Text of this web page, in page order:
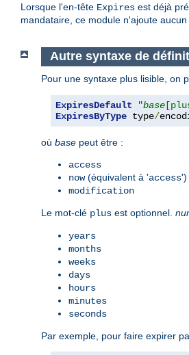
Lorsque l'en-tête Expires est déjà
mandataire, ce module n'ajoute
Autre syntaxe de
Pour une syntaxe plus lisible, on
ExpiresDefault "base
ExpiresByType type/
où base peut être :
access
now(équivalent à 'access')
modification
Le mot-clé plus est optionnel.
years
months
weeks
days
hours
minutes
seconds
Par exemple, pour faire expirer